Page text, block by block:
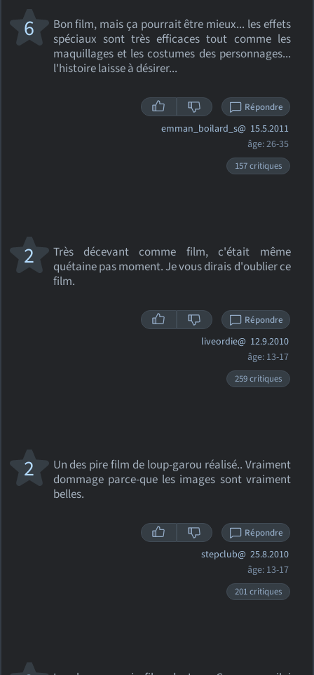
Bon film, mais ça pourrait être mieux... les effets
spéciaux sont très efficaces tout comme les
maquillages et les costumes des personnages...
l'histoire laisse à désirer...
6
Répondre
emman_boilard_s@ 15.5.2011
âge: 26-35
157 critiques
Très décevant comme film, c'était même
quétaine pas moment. Je vous dirais d'oublier ce
film.
2
Répondre
liveordie@ 12.9.2010
âge: 13-17
259 critiques
Un des pire film de loup-garou réalisé.. Vraiment
dommage parce-que les images sont vraiment
belles.
2
Répondre
stepclub@ 25.8.2010
âge: 13-17
201 critiques